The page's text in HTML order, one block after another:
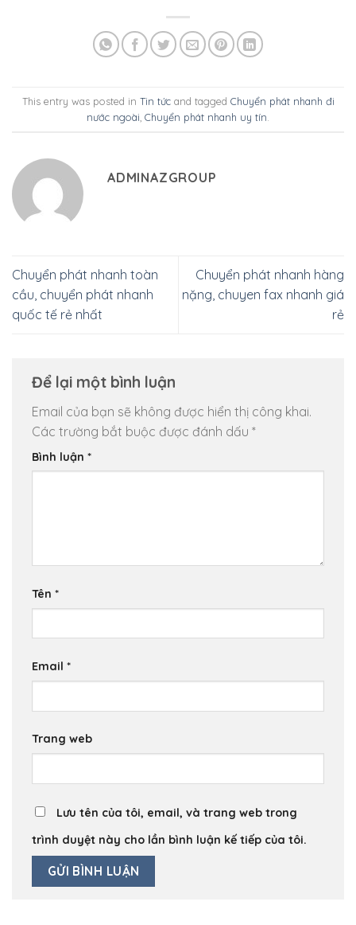
This entry was posted in Tin tứcand tagged Chuyển phát nhanh đi
nước ngoài Chuyển phát nhanh uy tín
ADMINAZGROUP
Chuyển phát nhanh toàn
cầu, chuyển phát nhanh
quốc tế rẻ nhất
Chuyển phát nhanh hàng
nặng, chuyen fax nhanh giá
rẻ
Để lại một bình luận
Email của bạn sẽ không được hiển thị công khai.
Các trường bắt buộc được đánh dấu *
Bình luận *
Tên *
Email *
Trang web
Lưu tên của tôi, email, và trang web trong
trình duyệt này cho lần bình luận kế tiếp của tôi.